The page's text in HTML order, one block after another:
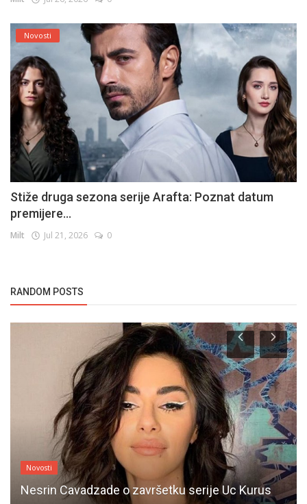
Novosti
Stiže druga sezona serije Arafta: Poznat datum
premijere...
Milt Jul 21, 2026 0
RANDOM POSTS
Novosti
Nesrin Cavadzade o završetku serije Uc Kurus